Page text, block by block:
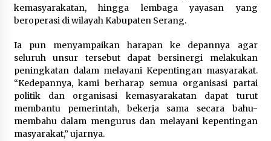
Dominasi, Tapi Merawat Dan
Merangkul
5 Agustus 2026
Jokowi Tetap Disambut Hangat di
NTT, Ahmad Ali: Karya dan
Pengabdiannya Masih Dirasakan
Masyarakat
5 Agustus 2026
kemasyarakatan, hingga lembaga yayasan yang
beroperasi di wilayah Kabupaten Serang.
Ia pun menyampaikan harapan ke depannya agar
seluruh unsur tersebut dapat bersinergi melakukan
peningkatan dalam melayani Kepentingan masyarakat.
“Kedepannya, kami berharap semua organisasi partai
politik dan organisasi kemasyarakatan dapat turut
membantu pemerintah, bekerja sama secara bahu-
membahu dalam mengurus dan melayani kepentingan
masyarakat,” ujarnya.